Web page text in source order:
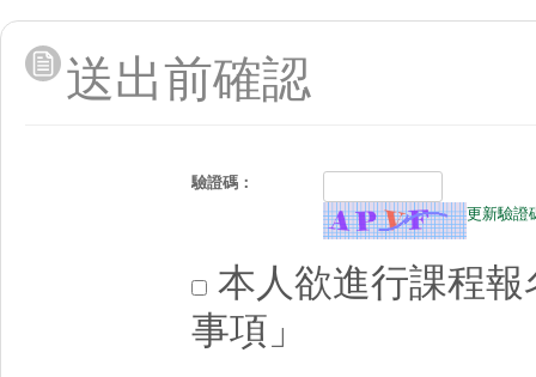
送出前確認
驗證碼：
更新驗證
本人欲進行課程
事項」